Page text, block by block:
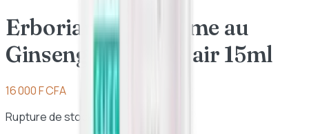
Erborian – BB Crème au
Ginseng SPF 20 Clair 15ml
16 000 F CFA
Rupture de stock